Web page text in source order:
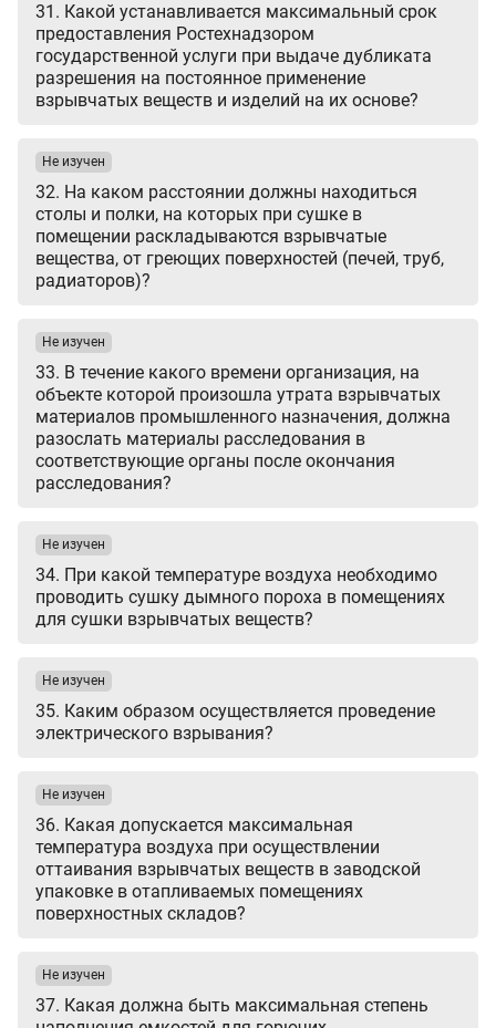
31. Какой устанавливается максимальный срок
предоставления Ростехнадзором
государственной услуги при выдаче дубликата
разрешения на постоянное применение
взрывчатых веществ и изделий на их основе?
32. На каком расстоянии должны находиться
столы и полки, на которых при сушке в
помещении раскладываются взрывчатые
вещества, от греющих поверхностей (печей, труб,
радиаторов)?
Не изучен
33. В течение какого времени организация, на
объекте которой произошла утрата взрывчатых
материалов промышленного назначения, должна
разослать материалы расследования в
соответствующие органы после окончания
расследования?
Не изучен
34. При какой температуре воздуха необходимо
проводить сушку дымного пороха в помещениях
для сушки взрывчатых веществ?
Не изучен
35. Каким образом осуществляется проведение
электрического взрывания?
Не изучен
36. Какая допускается максимальная
температура воздуха при осуществлении
оттаивания взрывчатых веществ в заводской
упаковке в отапливаемых помещениях
поверхностных складов?
Не изучен
37. Какая должна быть максимальная степень
Не изучен